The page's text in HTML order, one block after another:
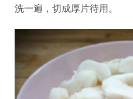
洗一遍，切成厚片待用。